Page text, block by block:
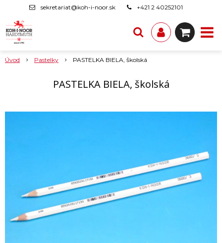
sekretariat@koh-i-noor.sk +421 2 40252101
Úvod Pastelky PASTELKA BIELA, školská
PASTELKA BIELA, školská